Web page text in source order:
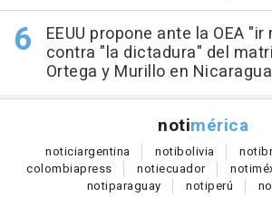
EEUU propone ante la OEA
contra "la dictadura" del
Ortega y Murillo en Nicaragua
notimérica
noticiargentina notibolivia noti
colombiapress notiecuador noti
notiparaguay notiperú